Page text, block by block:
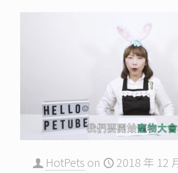
HotPets on 2018 年 12